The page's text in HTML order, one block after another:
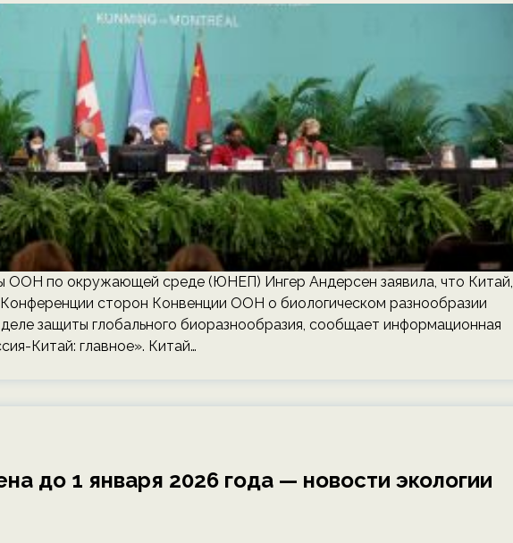
ООН по окружающей среде (ЮНЕП) Ингер Андерсен заявила, что Китай,
сторон Конвенции ООН о биологическом разнообразии
защиты глобального биоразнообразия, сообщает информационная
Китай: главное». Китай…
до 1 января 2026 года — новости экологии